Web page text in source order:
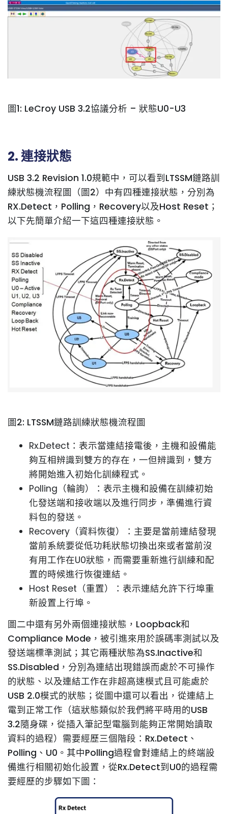
圖1: LeCroy USB 3.2協議分析 – 狀態U0-U3
2. 連接狀態
USB 3.2 Revision 1.0規範中，可以看到LTSSM鏈路訓
練狀態機流程圖（圖2）中有四種連接狀態，分別為
RX.Detect，Polling，Recovery以及Host Reset；
以下先簡單介紹一下這四種連接狀態。
圖2: LTSSM鏈路訓練狀態機流程圖
Rx.Detect：表示當連結接電後，主機和設備能
夠互相辨識到雙方的存在，一但辨識到，雙方
將開始進入初始化訓練程式。
Polling（輪詢）：表示主機和設備在訓練初始
化發送端和接收端以及進行同步，準備進行資
料包的發送。
Recovery（資料恢復）：主要是當前連結發現
當前系統要從低功耗狀態切換出來或者當前沒
有用工作在U0狀態，而需要重新進行訓練和配
置的時候進行恢復連結。
Host Reset（重置）：表示連結允許下行埠重
新設置上行埠。
圖二中還有另外兩個連接狀態，Loopback和
Compliance Mode，被引進來用於誤碼率測試以及
發送端標準測試；其它兩種狀態為SS.Inactive和
SS.Disabled，分別為連結出現錯誤而處於不可操作
的狀態、以及連結工作在非超高速模式且可能處於
USB 2.0模式的狀態；從圖中還可以看出，從連結上
電到正常工作（這狀態類似於我們將平時用的USB
3.2隨身碟，從插入筆記型電腦到能夠正常開始讀取
資料的過程）需要經歷三個階段：Rx.Detect、
Polling、U0。其中Polling過程會對連結上的終端設
備進行相關初始化設置，從Rx.Detect到U0的過程需
要經歷的步驟如下圖：